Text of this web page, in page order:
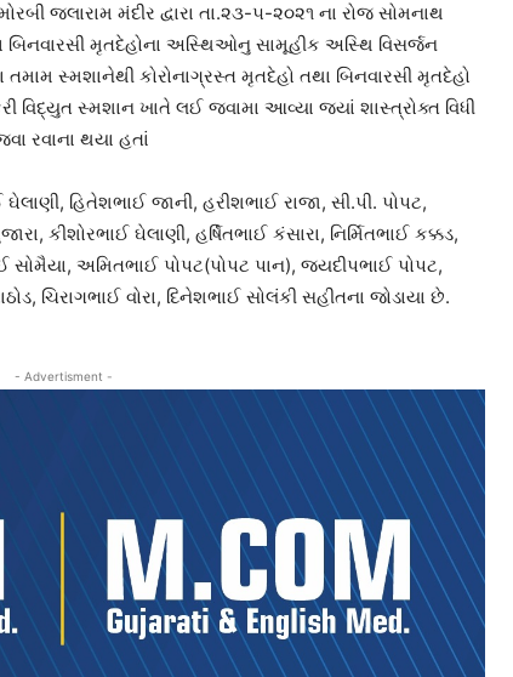
જલારામ મંદીર દ્વારા તા.૨૩-૫-૨૦૨૧ ના રોજ સોમનાથ
બિનવારસી મૃતદેહોના અસ્થિઓનુ સામૂહીક અસ્થિ વિસર્જન
સ્મશાનેથી કોરોનાગ્રસ્ત મૃતદેહો તથા બિનવારસી મૃતદેહો
સ્મશાન ખાતે લઈ જવામા આવ્યા જ્યાં શાસ્ત્રોક્ત વિધી
રવાના થયા હતાં
હિતેશભાઈ જાની, હરીશભાઈ રાજા, સી.પી. પોપટ,
કીશોરભાઈ ઘેલાણી, હર્ષિતભાઈ કંસારા, નિર્મિતભાઈ કક્કડ,
અમિતભાઈ પોપટ(પોપટ પાન), જયદીપભાઈ પોપટ,
ચિરાગભાઈ વોરા, દિનેશભાઈ સોલંકી સહીતના જોડાયા છે.
- Advertisment -